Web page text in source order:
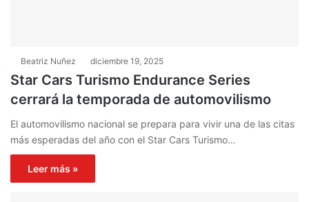
Beatriz Nuñez diciembre 19, 2025
Star Cars Turismo Endurance Series
cerrará la temporada de automovilismo
El automovilismo nacional se prepara para vivir una de las citas
más esperadas del año con el Star Cars Turismo…
Leer más »